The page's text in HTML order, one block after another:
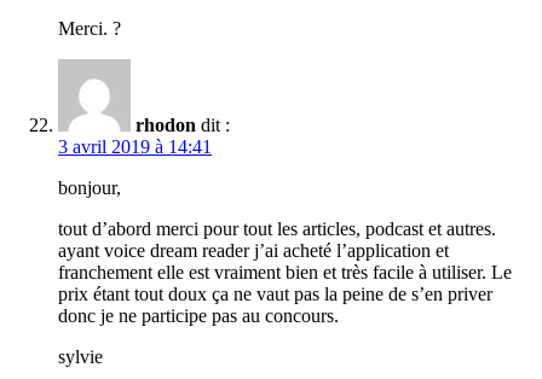
Merci. ?
rhodon dit :
3 avril 2019 à 14:41
bonjour,
tout d’abord merci pour tout les articles, podcast et autres.
ayant voice dream reader j’ai acheté l’application et
franchement elle est vraiment bien et très facile à utiliser. Le
prix étant tout doux ça ne vaut pas la peine de s’en priver
donc je ne participe pas au concours.
sylvie